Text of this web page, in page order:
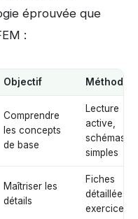
éprouvée que
:
Objectif Méthodes
Comprendre
les concepts
de base
Lecture
active,
schémas
simples
Maîtriser les
détails
Fiches
détaillées,
exercices